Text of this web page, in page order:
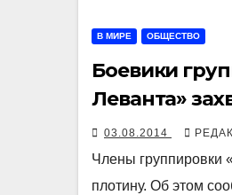
В МИРЕ ОБЩЕСТВО
Боевики
Леванта»
03.08.2014
Члены группировки
плотину. Об этом